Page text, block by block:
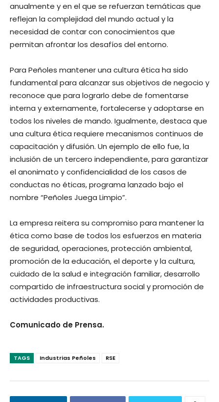
anualmente y en el que se refuerzan temáticas que
reflejan la complejidad del mundo actual y la
necesidad de contar con conocimientos que
permitan afrontar los desafíos del entorno.
Para Peñoles mantener una cultura ética ha sido
fundamental para alcanzar sus objetivos de negocio y
reconoce que para lograrlo debe de fomentarse
interna y externamente, fortalecerse y adoptarse en
todos los niveles de mando. Igualmente, destaca que
una cultura ética requiere mecanismos continuos de
capacitación y difusión. Un ejemplo de ello fue, la
inclusión de un tercero independiente, para garantizar
el anonimato y confidencialidad de los casos de
conductas no éticas, programa lanzado bajo el
nombre “Peñoles Juega Limpio”.
La empresa reitera su compromiso para mantener la
ética como base de todos los esfuerzos en materia
de seguridad, operaciones, protección ambiental,
promoción de la educación, el deporte y la cultura,
cuidado de la salud e integración familiar, desarrollo
compartido de infraestructura social y promoción de
actividades productivas.
Comunicado de Prensa.
TAGS Industrias Peñoles RSE